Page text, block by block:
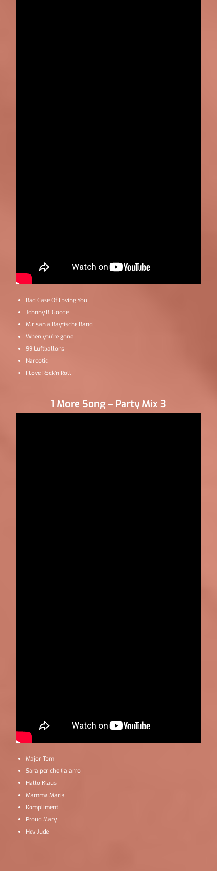
Bad Case Of Loving You
Johnny B. Goode
Mir san a Bayrische Band
When you’re gone
99 Luftballons
Narcotic
I Love Rock’n Roll
1 More Song – Party Mix 3
Major Tom
Sara per che tia amo
Hallo Klaus
Mamma Maria
Kompliment
Proud Mary
Hey Jude